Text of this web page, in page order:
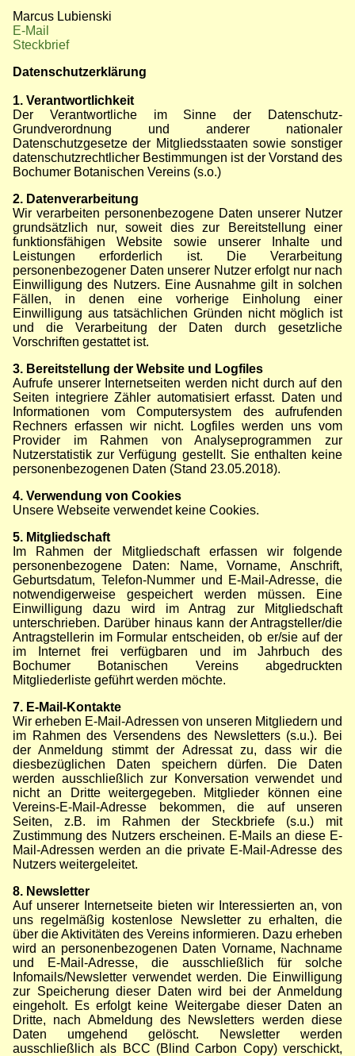
Marcus Lubienski
E-Mail
Steckbrief
Datenschutzerklärung
1. Verantwortlichkeit
Der Verantwortliche im Sinne der Datenschutz-
Grundverordnung und anderer nationaler
Datenschutzgesetze der Mitgliedsstaaten sowie sonstiger
datenschutzrechtlicher Bestimmungen ist der Vorstand des
Bochumer Botanischen Vereins (s.o.)
2. Datenverarbeitung
Wir verarbeiten personenbezogene Daten unserer Nutzer
grundsätzlich nur, soweit dies zur Bereitstellung einer
funktionsfähigen Website sowie unserer Inhalte und
Leistungen erforderlich ist. Die Verarbeitung
personenbezogener Daten unserer Nutzer erfolgt nur nach
Einwilligung des Nutzers. Eine Ausnahme gilt in solchen
Fällen, in denen eine vorherige Einholung einer
Einwilligung aus tatsächlichen Gründen nicht möglich ist
und die Verarbeitung der Daten durch gesetzliche
Vorschriften gestattet ist.
3. Bereitstellung der Website und Logfiles
Aufrufe unserer Internetseiten werden nicht durch auf den
Seiten integriere Zähler automatisiert erfasst. Daten und
Informationen vom Computersystem des aufrufenden
Rechners erfassen wir nicht. Logfiles werden uns vom
Provider im Rahmen von Analyseprogrammen zur
Nutzerstatistik zur Verfügung gestellt. Sie enthalten keine
personenbezogenen Daten (Stand 23.05.2018).
4. Verwendung von Cookies
Unsere Webseite verwendet keine Cookies.
5. Mitgliedschaft
Im Rahmen der Mitgliedschaft erfassen wir folgende
personenbezogene Daten: Name, Vorname, Anschrift,
Geburtsdatum, Telefon-Nummer und E-Mail-Adresse, die
notwendigerweise gespeichert werden müssen. Eine
Einwilligung dazu wird im Antrag zur Mitgliedschaft
unterschrieben. Darüber hinaus kann der Antragsteller/die
Antragstellerin im Formular entscheiden, ob er/sie auf der
im Internet frei verfügbaren und im Jahrbuch des
Bochumer Botanischen Vereins abgedruckten
Mitgliederliste geführt werden möchte.
7. E-Mail-Kontakte
Wir erheben E-Mail-Adressen von unseren Mitgliedern und
im Rahmen des Versendens des Newsletters (s.u.). Bei
der Anmeldung stimmt der Adressat zu, dass wir die
diesbezüglichen Daten speichern dürfen. Die Daten
werden ausschließlich zur Konversation verwendet und
nicht an Dritte weitergegeben. Mitglieder können eine
Vereins-E-Mail-Adresse bekommen, die auf unseren
Seiten, z.B. im Rahmen der Steckbriefe (s.u.) mit
Zustimmung des Nutzers erscheinen. E-Mails an diese E-
Mail-Adressen werden an die private E-Mail-Adresse des
Nutzers weitergeleitet.
8. Newsletter
Auf unserer Internetseite bieten wir Interessierten an, von
uns regelmäßig kostenlose Newsletter zu erhalten, die
über die Aktivitäten des Vereins informieren. Dazu erheben
wird an personenbezogenen Daten Vorname, Nachname
und E-Mail-Adresse, die ausschließlich für solche
Infomails/Newsletter verwendet werden. Die Einwilligung
zur Speicherung dieser Daten wird bei der Anmeldung
eingeholt. Es erfolgt keine Weitergabe dieser Daten an
Dritte, nach Abmeldung des Newsletters werden diese
Daten umgehend gelöscht. Newsletter werden
ausschließlich als BCC (Blind Carbon Copy) verschickt,